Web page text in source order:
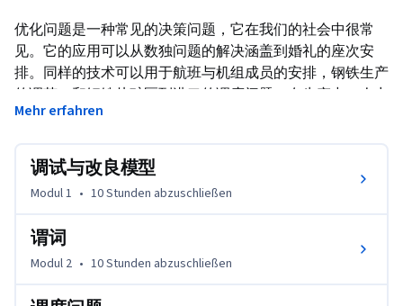
优化问题是一种常见的决策问题，它在我们的社会中很常
见。它的应用可以从数独问题的解决涵盖到婚礼的座次安
排。同样的技术可以用于航班与机组成员的安排，钢铁生产
的调节，和钢铁从矿区到港口的调度问题。在生产中，人力
资源与生产材料的合理决策可以使企业获得成千上万的利润
定包裹的运输路径，调整学校课程时间，和传输能源到千家
万户。尽管这些问题很基础，不过以一般本科教育的知识来
解决这些问题都会十分困难。
这个课程是设计给已完成离散优化建模基础篇的同学。你将
学习到更多关于如何使用先进的高级建模语言表述清楚具有
挑战性的离散优化问题，并让约束求解器完成其余工作。本
课程将重点介绍模型调试与改良，如何把一个复杂的约束定
Mehr erfahren
调试与改良模型
Modul 1 • 10 Stunden abzuschließen
谓词
Modul 2 • 10 Stunden abzuschließen